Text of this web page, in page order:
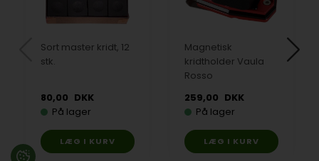
Sort master kridt, 12
stk.
80,00 DKK
På lager
Magnetisk
kridtholder Vaula
Rosso
259,00 DKK
På lager